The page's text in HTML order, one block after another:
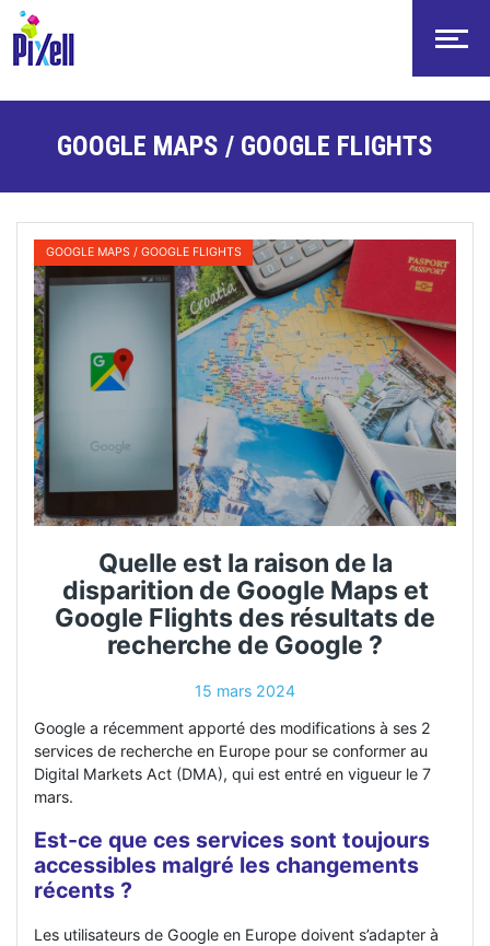
-->
GOOGLE MAPS / GOOGLE FLIGHTS
Quelle est la raison de la
Quelle est la raison de la
disparition de Google Maps et
Google Flights des résultats de
recherche de Google ?
GOOGLE MAPS / GOOGLE FLIGHTS
15 mars 2024
Google a récemment apporté des modifications à ses 2
services de recherche en Europe pour se conformer au
Digital Markets Act (DMA), qui est entré en vigueur le 7
mars.
Est-ce que ces services sont toujours
accessibles malgré les changements
récents ?
Les utilisateurs de Google en Europe doivent s’adapter à